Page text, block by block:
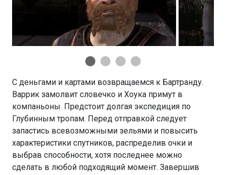
С деньгами и картами возвращаемся к Бартранду.
Варрик замолвит словечко и Хоука примут в
компаньоны. Предстоит долгая экспедиция по
Глубинным тропам. Перед отправкой следует
запастись всевозможными зельями и повысить
характеристики спутников, распределив очки и
выбрав способности, хотя последнее можно
сделать в любой подходящий момент. Завершив